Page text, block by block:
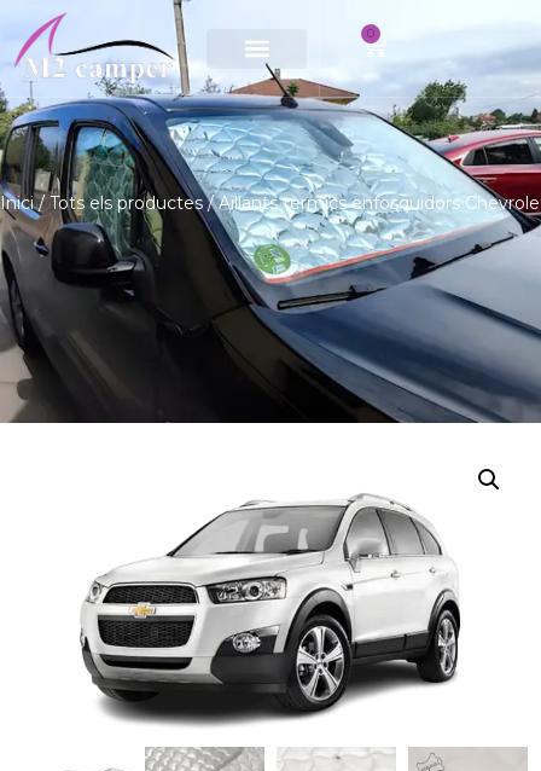
Saltar
al
contingut
0
Inici/Tots els productes/ Aïllants tèrmics enfosquidors